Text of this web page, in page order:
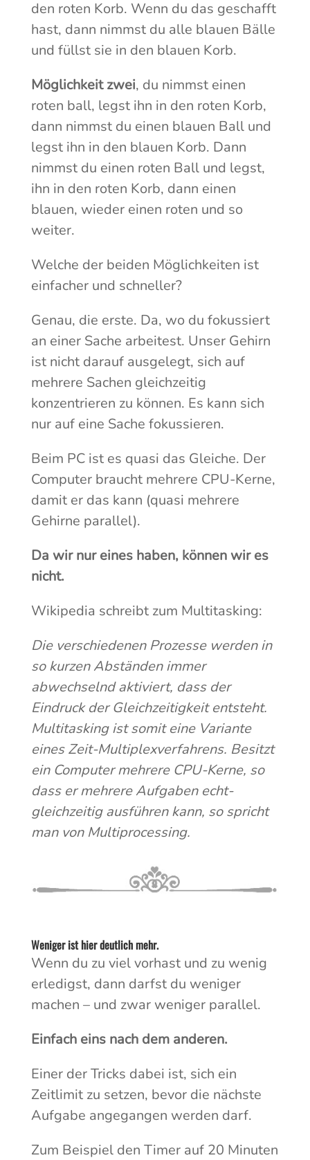
den roten Korb. Wenn du das geschafft
hast, dann nimmst du alle blauen Bälle
und füllst sie in den blauen Korb.
Möglichkeit zwei, du nimmst einen
roten ball, legst ihn in den roten Korb,
dann nimmst du einen blauen Ball und
legst ihn in den blauen Korb. Dann
nimmst du einen roten Ball und legst,
ihn in den roten Korb, dann einen
blauen, wieder einen roten und so
weiter.
Welche der beiden Möglichkeiten ist
einfacher und schneller?
Genau, die erste. Da, wo du fokussiert
an einer Sache arbeitest. Unser Gehirn
ist nicht darauf ausgelegt, sich auf
mehrere Sachen gleichzeitig
konzentrieren zu können. Es kann sich
nur auf eine Sache fokussieren.
Beim PC ist es quasi das Gleiche. Der
Computer braucht mehrere CPU-Kerne,
damit er das kann (quasi mehrere
Gehirne parallel).
Da wir nur eines haben, können wir es
nicht.
Wikipedia schreibt zum Multitasking:
Die verschiedenen Prozesse werden in
so kurzen Abständen immer
abwechselnd aktiviert, dass der
Eindruck der Gleichzeitigkeit entsteht.
Multitasking ist somit eine Variante
eines Zeit-Multiplexverfahrens. Besitzt
ein Computer mehrere CPU-Kerne, so
dass er mehrere Aufgaben echt-
gleichzeitig ausführen kann, so spricht
man von Multiprocessing.
Weniger ist hier deutlich mehr.
Wenn du zu viel vorhast und zu wenig
erledigst, dann darfst du weniger
machen – und zwar weniger parallel.
Einfach eins nach dem anderen.
Einer der Tricks dabei ist, sich ein
Zeitlimit zu setzen, bevor die nächste
Aufgabe angegangen werden darf.
Zum Beispiel den Timer auf 20 Minuten